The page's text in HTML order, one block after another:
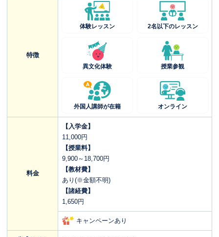
特徴
体験レッスン 2名以下のレッスン
異文化体験 授業参観
外国人講師が在籍 オンライン
料金
【入学金】
11,000円
【授業料】
9,900～18,700円
【教材費】
あり(※金額不明)
【諸経費】
1,650円
キャンペーンあり